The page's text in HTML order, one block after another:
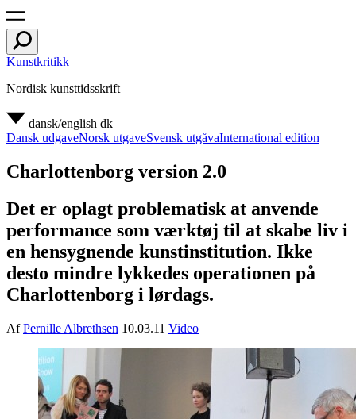
Kunstkritikk
Nordisk kunsttidsskrift
dansk/english dk
Dansk udgaveNorsk utgaveSvensk utgåvaInternational edition
Charlottenborg version 2.0
Det er oplagt problematisk at anvende
performance som værktøj til at skabe liv i
en hensygnende kunstinstitution. Ikke
desto mindre lykkedes operationen på
Charlottenborg i lørdags.
AfPernille Albrethsen 10.03.11 Video